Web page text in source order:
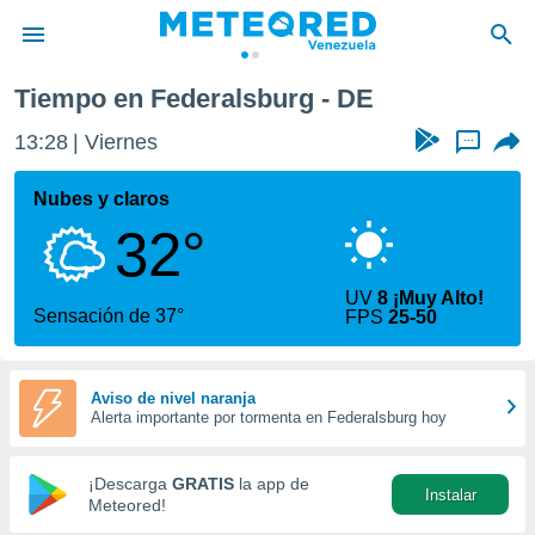
de
ha
calidad.
a este
las
y
forma
digital
basada
Tiempo en Federalsburg - DE
13:28 Viernes ...
Nubes y claros
32°
Sensación de 37°
UV8 ¡Muy Alto!
FPS25-50
Aviso de nivel naranja
Alerta importante por tormenta en Federalsburg hoy
¡Descarga GRATIS la app de
Meteored!
Instalar